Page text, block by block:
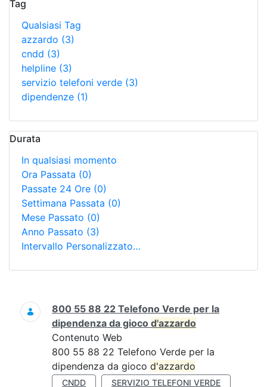
Tag
Qualsiasi Tag
azzardo (3)
cndd (3)
helpline (3)
servizio telefoni verde (3)
dipendenze (1)
Durata
In qualsiasi momento
Ora Passata (0)
Passate 24 Ore (0)
Settimana Passata (0)
Mese Passato (0)
Anno Passato (3)
Intervallo Personalizzato…
Ricerca
800 55 88 22 Telefono Verde per la
dipendenza da gioco d'azzardo
Contenuto Web
800 55 88 22 Telefono Verde per la
dipendenza da gioco d'azzardo
CNDD
SERVIZIO TELEFONI VERDE